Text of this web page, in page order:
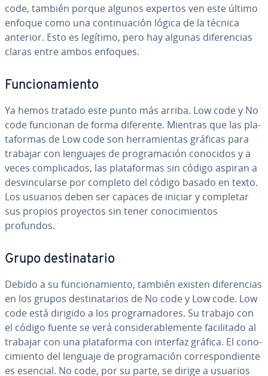
code, también porque algunos expertos ven este último
enfoque como una co­n­ti­nua­ción lógica de la técnica
anterior. Esto es legítimo, pero hay algunas di­fe­re­n­cias
claras entre ambos enfoques.
Fu­n­cio­na­mie­n­to
Ya hemos tratado este punto más arriba. Low code y No
code funcionan de forma diferente. Mientras que las pla­
ta­fo­r­mas de Low code son he­rra­mie­n­tas gráficas para
trabajar con lenguajes de pro­gra­ma­ción conocidos y a
veces co­m­pli­ca­dos, las pla­ta­fo­r­mas sin código aspiran a
de­s­vi­n­cu­lar­se por completo del código basado en texto.
Los usuarios deben ser capaces de iniciar y completar
sus propios proyectos sin tener co­no­ci­mie­n­tos
profundos.
Grupo de­s­ti­na­ta­rio
Debido a su fu­n­cio­na­mie­n­to, también existen di­fe­re­n­cias
en los grupos de­s­ti­na­ta­rios de No code y Low code. Low
code está dirigido a los pro­gra­ma­do­res. Su trabajo con
el código fuente se verá co­n­si­de­ra­ble­me­n­te fa­ci­li­ta­do al
trabajar con una pla­ta­fo­r­ma con interfaz gráfica. El co­no­
ci­mie­n­to del lenguaje de pro­gra­ma­ción co­rre­s­po­n­die­n­te
es esencial. No code, por su parte, se dirige a usuarios